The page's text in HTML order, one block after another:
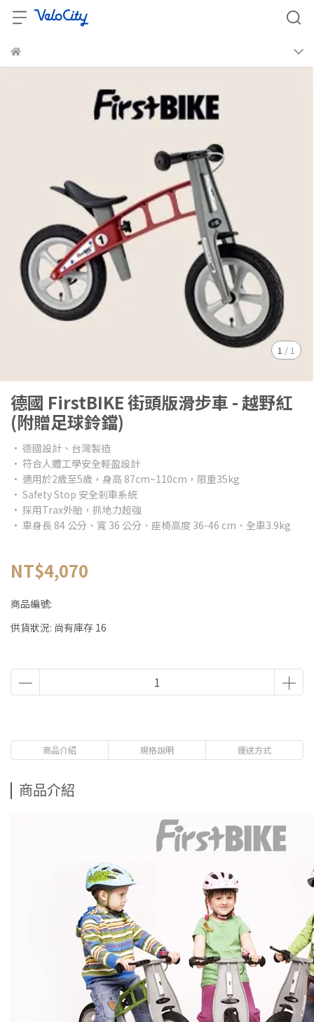
1 / 1
德國 FirstBIKE 街頭版滑步車 - 越野紅
(附贈足球鈴鐺)
• 德國設計、台灣製造
• 符合人體工學安全輕盈設計
• 適用於2歲至5歲，身高 87cm~110cm，限重35kg
• Safety Stop 安全剎車系統
• 採用Trax外胎，抓地力超強
• 車身長 84 公分、寬 36 公分、座椅高度 36-46 cm、全車3.9kg
NT$4,070
商品編號:
供貨狀況: 尚有庫存 16
商品介紹 規格說明 運送方式
商品介紹